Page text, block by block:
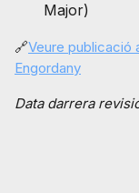
Major)
🔗Veure publicació
Engordany
Data darrera